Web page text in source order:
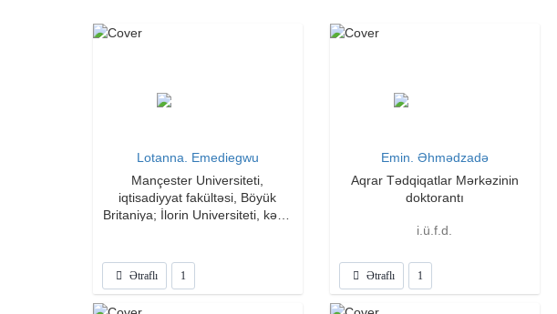
Lotanna. Emediegwu
Mançester Universiteti,
iqtisadiyyat fakültəsi, Böyük
Britaniya; İlorin Universiteti, kənd
siyasət və beynəlxalq ticarət
fakültəsi, Mançester Paytaxt
Ətraflı 1
Emin. Əhmədzadə
Aqrar Tədqiqatlar Mərkəzinin
doktorantı
i.ü.f.d.
Ətraflı 1